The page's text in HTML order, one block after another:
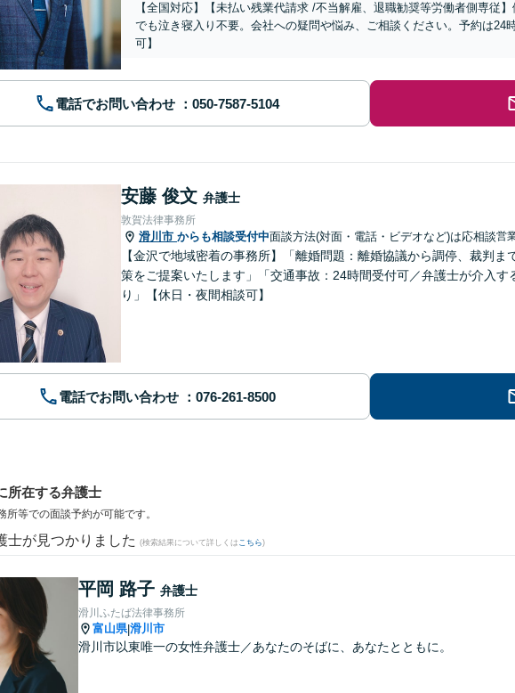
【全国対応】【未払い残業代請求 /不当解雇、退職勧奨等労働者側専従
でも泣き寝入り不要。会社への疑問や悩み、ご相談ください。予約は24
可】
電話でお問い合わせ
安藤 俊文 弁護士
敦賀法律事務所
滑川市 からも相談受付中面談方法(対面・電話・ビデオなど)は応相談営
【金沢で地域密着の事務所】「離婚問題：離婚協議から調停、裁判
策をご提案いたします」「交通事故：24時間受付可／弁護士が介入
り」【休日・夜間相談可】
電話でお問い合わせ
所在する弁護士
所等での面談予約が可能です。
士が見つかりました (検索結果について詳しくは こちら)
平岡 路子 弁護士
滑川ふたば法律事務所
富山県|滑川市
滑川市以東唯一の女性弁護士／あなたのそばに、あなたとともに。